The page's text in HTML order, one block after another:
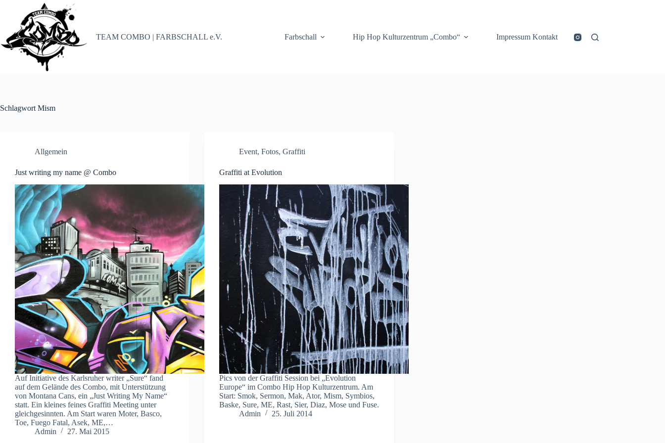
springen
TEAM COMBO | FARBSCHALL e.V.
Farbschall Hip Hop Kulturzentrum „Combo“ Impressum Kontakt
Schlagwort Mism
Allgemein
Just writing my name @ Combo
Auf Initiative des Karlsruher writer „Sure“ fand
auf dem Gelände des Combo, mit Unterstützung
von Montana Cans, ein „Just Writing My Name“
statt. Ein kleines feines Graffiti Meeting unter
gleichgesinnten. Am Start waren Moter, Basco,
Toe, Fuego Fatal, Asek, ME,…
Admin
27. Mai 2015
Event,Fotos,Graffiti
Graffiti at Evolution
Pics von der Graffiti Session bei „Evolution
Europe“ im Combo Hip Hop Kulturzentrum. Am
Start: Smok, Sermon, Mak, Ator, Mism, Symbios,
Baske, Sure, ME, Rast, Sier, Diaz, Mose und Fuse.
Admin
25. Juli 2014